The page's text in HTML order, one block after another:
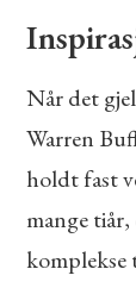
Når det
Warren
holdt fast
mange
komplekse